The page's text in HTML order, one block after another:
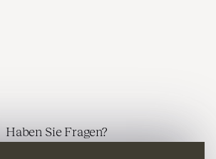
Haben Sie Fragen?